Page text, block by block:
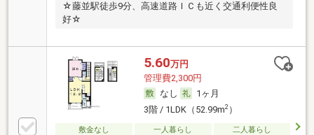
☆藤並駅徒歩9分、高速道路ＩＣも近く交通利便性良
好☆
5.60万円
管理費2,300円
なし
1ヶ月
3階 / 1LDK（52.99m2）
敷金なし 一人暮らし
二人暮らし